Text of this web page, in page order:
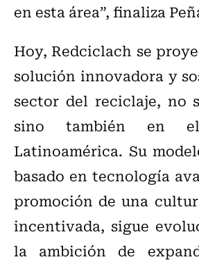
en esta área”, finaliza
Hoy, Redciclach se
solución innovadora y
sector del reciclaje, no
sino también en
Latinoamérica. Su
basado en tecnología
promoción de una
incentivada, sigue
la ambición de